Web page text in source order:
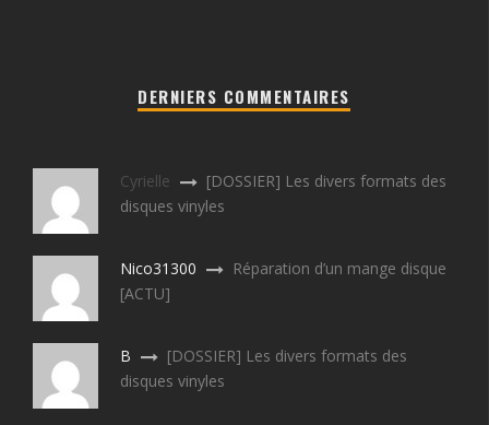
DERNIERS COMMENTAIRES
Cyrielle
[DOSSIER] Les divers formats des
disques vinyles
Nico31300
Réparation d’un mange disque
[ACTU]
B
[DOSSIER] Les divers formats des
disques vinyles